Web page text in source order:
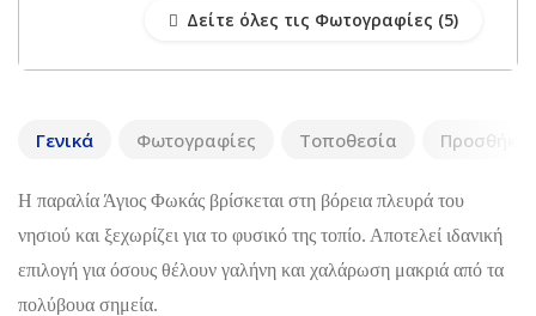
Δείτε όλες τις Φωτογραφίες
Γενικά Φωτογραφίες Τοποθεσία Προσθήκη
Η παραλία Άγιος Φωκάς βρίσκεται στη βόρεια πλευρά του
νησιού και ξεχωρίζει για το φυσικό της τοπίο. Αποτελεί ιδανική
επιλογή για όσους θέλουν γαλήνη και χαλάρωση μακριά από τα
πολύβουα σημεία.